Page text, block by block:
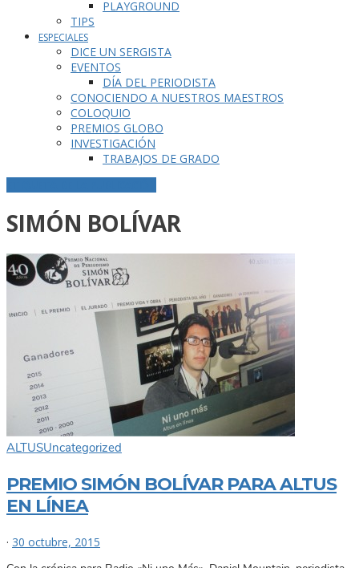
PLAYGROUND
TIPS
ESPECIALES
DICE UN SERGISTA
EVENTOS
DÍA DEL PERIODISTA
CONOCIENDO A NUESTROS MAESTROS
COLOQUIO
PREMIOS GLOBO
INVESTIGACIÓN
TRABAJOS DE GRADO
SIMÓN BOLÍVAR
ALTUSUncategorized
PREMIO SIMÓN BOLÍVAR PARA ALTUS
EN LÍNEA
· 30 octubre, 2015